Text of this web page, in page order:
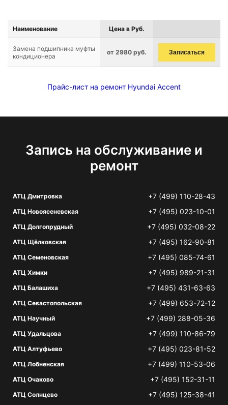
Наименование Цена в Руб.
Замена подшипника муфты
кондиционера
от 2980 руб. Записаться
Прайс-лист на ремонт Hyundai Accent
Запись на обслуживание и
ремонт
АТЦ Дмитровка +7 (499) 110-28-43
АТЦ Новоясеневская +7 (495) 023-10-01
АТЦ Долгопрудный +7 (495) 032-08-22
АТЦ Щёлковская +7 (495) 162-90-81
АТЦ Семеновская +7 (495) 085-74-61
АТЦ Химки +7 (495) 989-21-31
АТЦ Балашиха +7 (495) 431-63-63
АТЦ Севастопольская +7 (499) 653-72-12
АТЦ Научный +7 (499) 288-05-36
АТЦ Удальцова +7 (499) 110-86-79
АТЦ Алтуфьево +7 (495) 023-81-52
АТЦ Лобненская +7 (499) 110-53-06
АТЦ Очаково +7 (495) 152-31-11
АТЦ Солнцево +7 (495) 125-38-41